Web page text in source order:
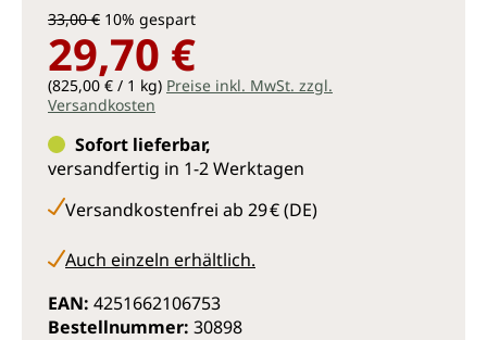
33,00 € 10% gespart
29,70 €
(825,00 € / 1 kg) Preise inkl. MwSt. zzgl.
Versandkosten
Sofort lieferbar,
versandfertig in 1-2 Werktagen
Versandkostenfrei ab 29 € (DE)
Auch einzeln erhältlich.
EAN: 4251662106753
Bestellnummer: 30898